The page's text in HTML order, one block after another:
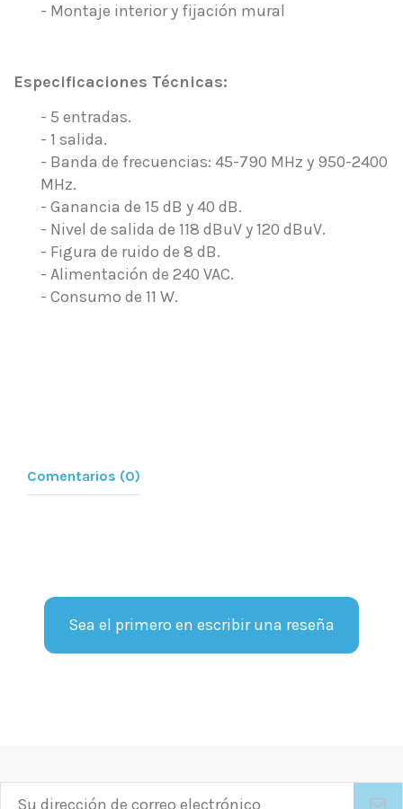
- Montaje interior y fijación mural
Especificaciones Técnicas:
- 5 entradas.
- 1 salida.
- Banda de frecuencias: 45-790 MHz y 950-2400
MHz.
- Ganancia de 15 dB y 40 dB.
- Nivel de salida de 118 dBuV y 120 dBuV.
- Figura de ruido de 8 dB.
- Alimentación de 240 VAC.
- Consumo de 11 W.
Comentarios (0)
Sea el primero en escribir una reseña